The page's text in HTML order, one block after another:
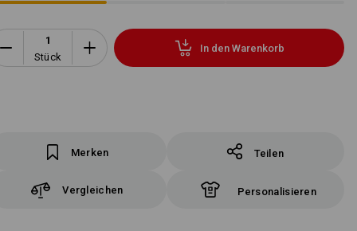
Stück
In den Warenkorb
Merken Teilen
Vergleichen Personalisieren